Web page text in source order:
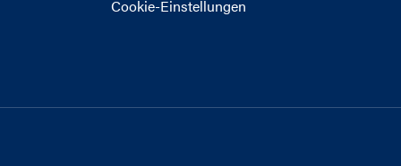
Cookie-Einstellungen